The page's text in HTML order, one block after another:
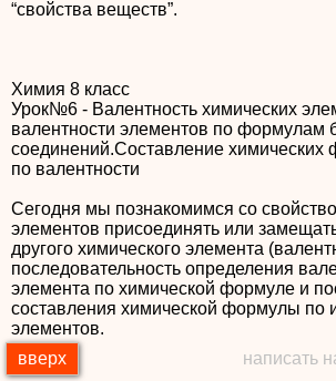
Химия 8 класс
Урок№6 - Валентность химических
валентности элементов по формулам
соединений.Составление
по валентности
Сегодня мы познакомимся со
элементов присоединять или
другого химического элемента
последовательность определения
элемента по химической формуле и
составления химической формулы по
элементов.
написать
вверх